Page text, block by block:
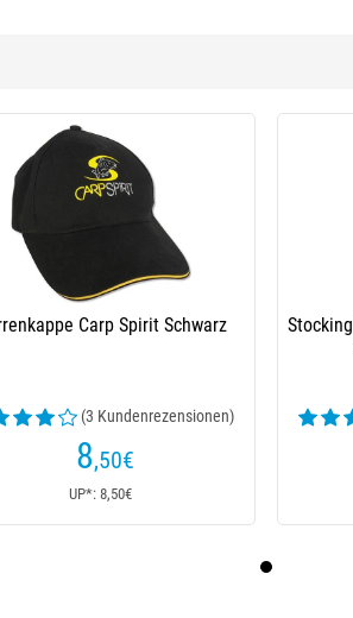
Carp Spirit Schwarz
(3 Kundenrezensionen)
8,50€
UP*: 8,50€